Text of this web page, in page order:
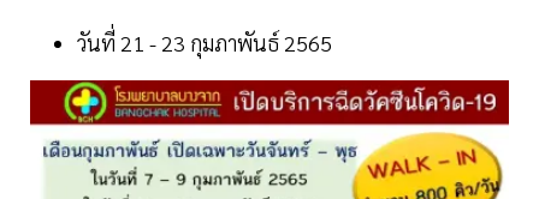
วันที่ 21 - 23 กุมภาพันธ์ 2565